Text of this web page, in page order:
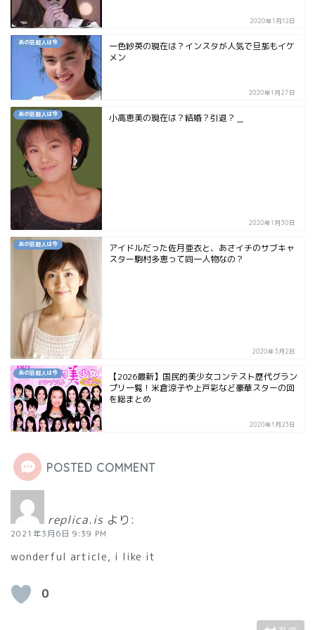
2020年1月12日
あの芸能人は今
一色紗英の現在は？インスタが人気で旦那もイケ
メン
2020年1月27日
あの芸能人は今 小高恵美の現在は？結婚？引退？＿
2020年1月30日
あの芸能人は今
アイドルだった佐月亜衣と、あさイチのサブキャ
スター駒村多恵って同一人物なの？
2020年3月2日
あの芸能人は今
【2026最新】国民的美少女コンテスト歴代グラン
プリ一覧！米倉涼子や上戸彩など豪華スターの回
を総まとめ
2020年1月23日
POSTED COMMENT
replica.is より:
2021年3月6日 9:39 PM
wonderful article, i like it
0